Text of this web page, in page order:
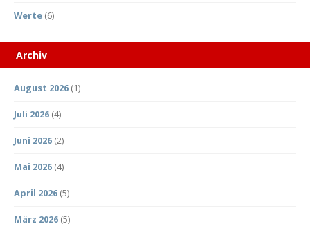
Werte (6)
Archiv
August 2026 (1)
Juli 2026 (4)
Juni 2026 (2)
Mai 2026 (4)
April 2026 (5)
März 2026 (5)